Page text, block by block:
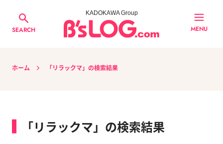
SEARCH
KADOKAWA Group
MENU
ホーム 「リラックマ」の検索結果
「リラックマ」の検索結果